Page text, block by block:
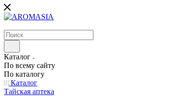
Каталог
По всему сайту
По каталогу
Каталог
Тайская аптека